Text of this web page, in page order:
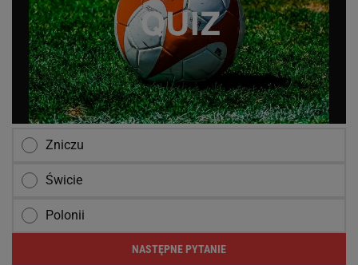
Zniczu
Świcie
Polonii
NASTĘPNE PYTANIE